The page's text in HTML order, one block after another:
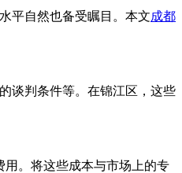
平自然也备受瞩目。本文成都
谈判条件等。在锦江区，这些
用。将这些成本与市场上的专